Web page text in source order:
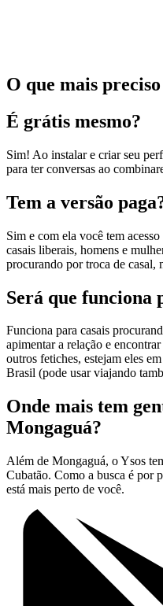
O que mais
É grátis mesmo?
Sim! Ao instalar e criar seu
para ter conversas ao
Tem a versão
Sim e com ela você tem
casais liberais, homens e
procurando por troca de casal,
Será que funciona
Funciona para casais
apimentar a relação e
outros fetiches, estejam eles
Brasil (pode usar viajando
Onde mais tem
Mongaguá?
Além de Mongaguá, o Ysos
Cubatão. Como a busca é por
está mais perto de você.